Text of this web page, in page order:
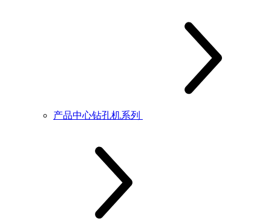
产品中心钻孔机系列